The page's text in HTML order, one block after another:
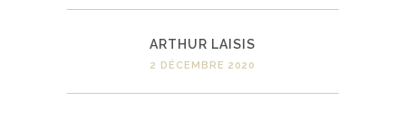
ARTHUR LAISIS
2 DÉCEMBRE 2020